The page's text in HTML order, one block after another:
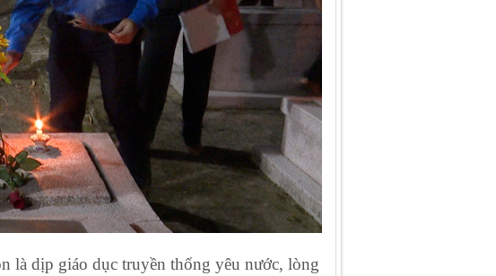
là dịp giáo dục truyền thống yêu nước, lòng